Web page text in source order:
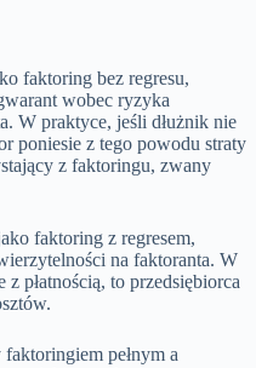
faktoring bez regresu,
wobec ryzyka
W praktyce, jeśli dłużnik nie
poniesie z tego powodu straty
z faktoringu, zwany
faktoring z regresem,
na faktoranta. W
płatnością, to przedsiębiorca
pełnym a